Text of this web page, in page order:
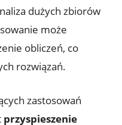
dużych zbiorów
może
obliczeń, co
rozwiązań.
zastosowań
przyspieszenie